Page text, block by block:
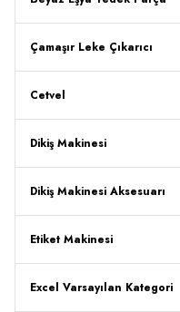
Çamaşır Leke Çıkarıcı
Cetvel
Dikiş Makinesi
Dikiş Makinesi Aksesuarı
Etiket Makinesi
Excel Varsayılan Kategori